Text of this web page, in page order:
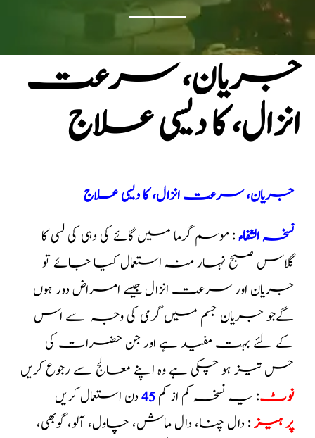
جریان، سرعت
انزال، کا دیسی علاج
جریان، سرعت انزال، کا دیسی علاج
نسخہ الشفاء: موسم گرما میں گائے کی دہی کی لسی کا
گلاس صبح نہار منہ استعمال کیا جائے تو
جریان اور سرعت انزال جیسے امراض دور ہوں
گےجو جریان جسم میں گرمی کی وجہ سے اس
کے لئے بہت مفید ہے اور جن حضرات کی
حس تیز ہو چکی ہے وہ اپنے معالج سے رجوع کریں
نوٹ: یہ نسخہ کم از کم45دن استعمال کریں
پر ہیز: دال چنا، دال ماش، چاول، آلو، گوبھی،